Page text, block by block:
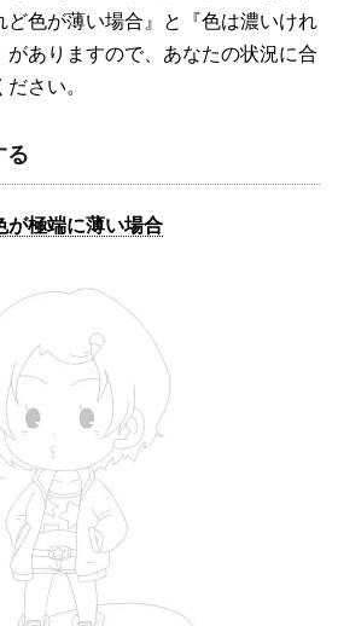
ど色が薄い場合』と『色は濃いけれ
がありますので、あなたの状況に合
さい。
る
極端に薄い場合